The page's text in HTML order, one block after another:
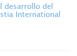
desarrollo del
International